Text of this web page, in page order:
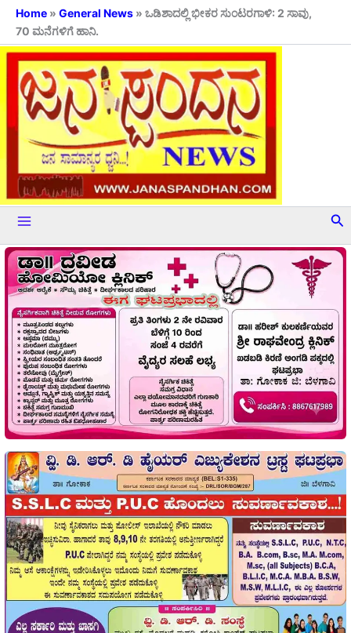
Skip
content
Home » General News » ಒಡಿಶಾದಲ್ಲಿ ಭೀಕರ ಸುಂಟರಗಾಳಿ: 2 ಸಾವು,
70 ಮನೆಗಳಿಗೆ ಹಾನಿ.